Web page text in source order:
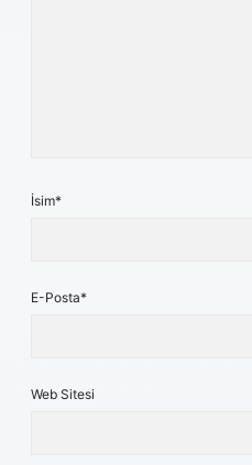
İsim*
E-Posta*
Web Sitesi